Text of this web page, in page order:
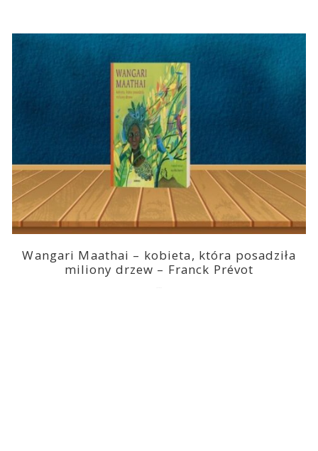
Wangari Maathai – kobieta, która posadziła
miliony drzew – Franck Prévot